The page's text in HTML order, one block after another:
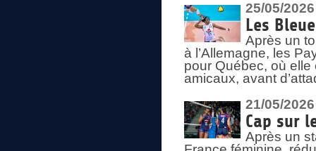
25/05/2026
Les
Après un
à l’Allemagne, les
pour Québec, où
amicaux, avant
21/05/2026
Cap sur
Après un